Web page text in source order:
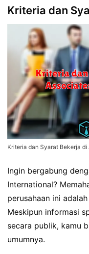
Kriteria dan
Kriteria dan Syarat Bekerja
Ingin bergabung
International?
perusahaan ini
Meskipun informasi
secara publik, kamu
umumnya.